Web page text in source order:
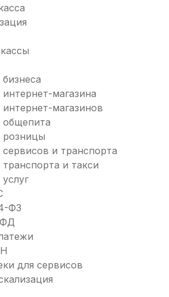
магазина
магазинов
общепита
розницы
и транспорта
и такси
ФЗ
для сервисов